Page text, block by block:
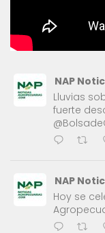
NAP
Lluvias
fuerte
NAP
Hoy se